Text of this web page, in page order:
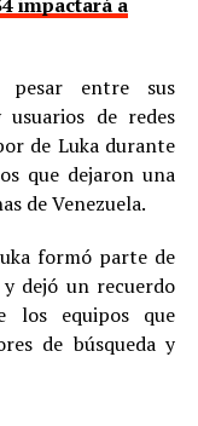
pesar entre sus
de redes
de Luka durante
que dejaron una
de Venezuela.
formó parte de
y dejó un recuerdo
los equipos que
de búsqueda y